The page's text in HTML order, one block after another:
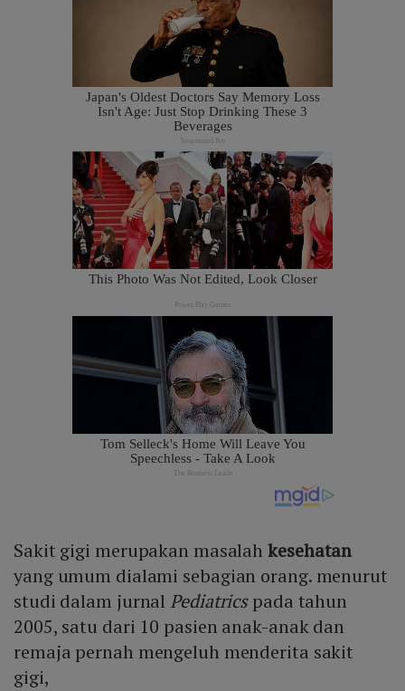
Sakit gigi merupakan masalahkesehatan
yang umum dialami sebagian orang. menurut
studi dalam jurnal Pediatricspada tahun
2005, satu dari 10 pasien anak-anak dan
remaja pernah mengeluh menderita sakit
gigi,